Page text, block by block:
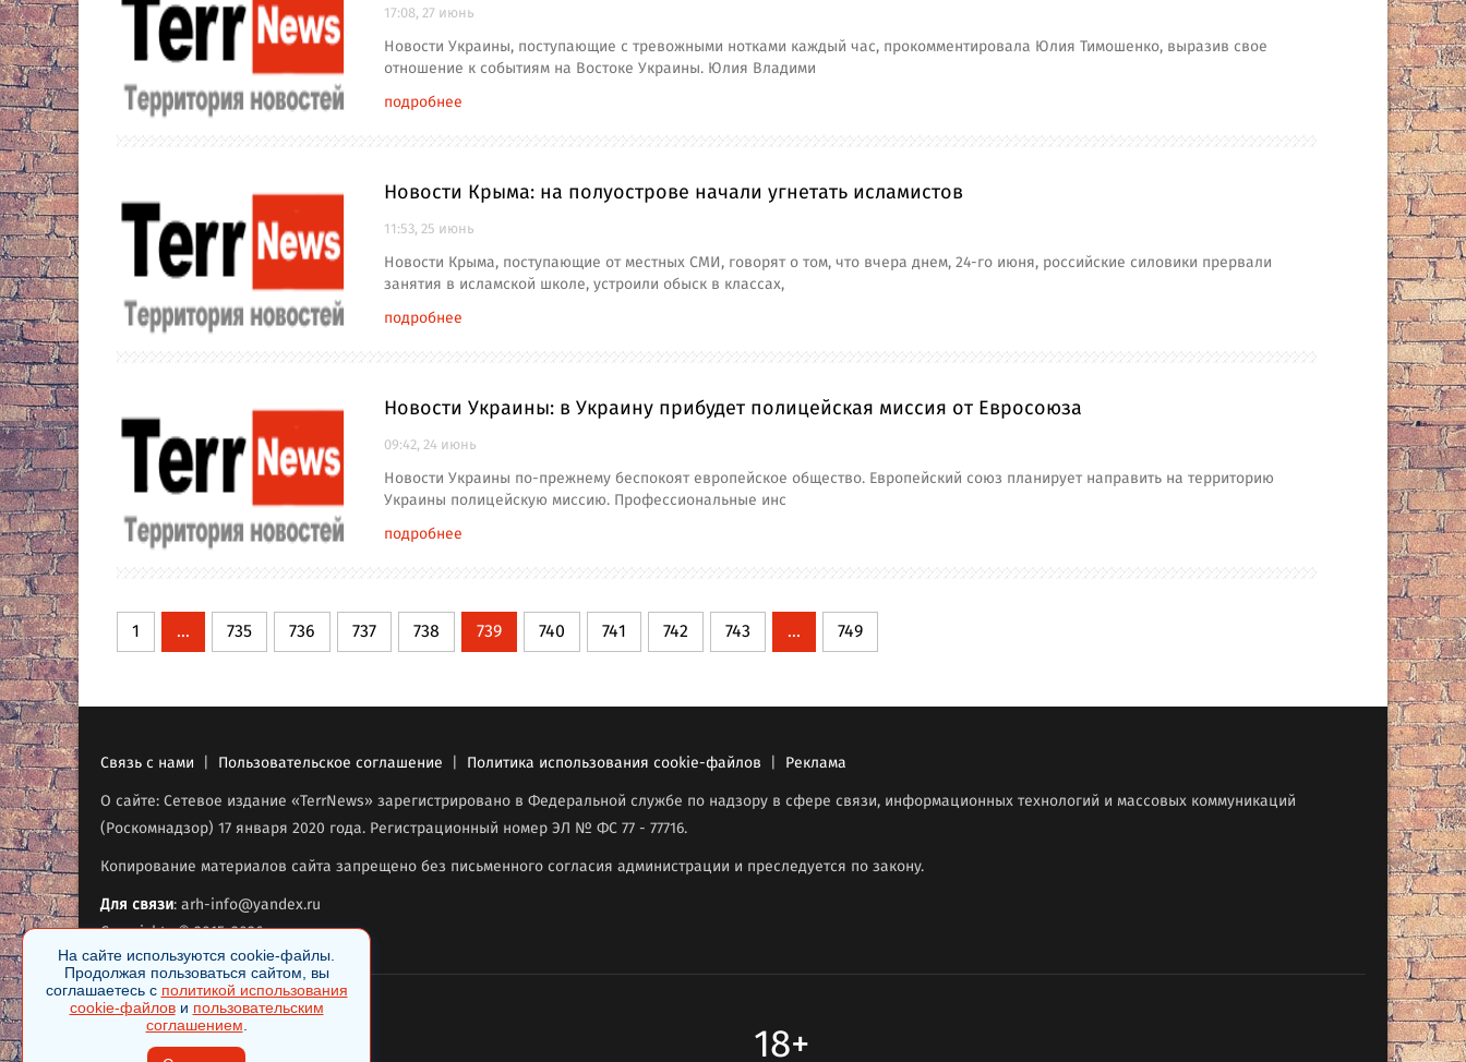
17:08, 27 июнь
Новости Украины, поступающие с тревожными нотками каждый час, прокомментировала Юлия Тимошенко, выразив свое
отношение к событиям на Востоке Украины. Юлия Владими
подробнее
Новости Крыма: на полуострове начали угнетать исламистов
11:53, 25 июнь
Новости Крыма, поступающие от местных СМИ, говорят о том, что вчера днем, 24-го июня, российские силовики прервали
занятия в исламской школе, устроили обыск в классах,
подробнее
Новости Украины: в Украину прибудет полицейская миссия от Евросоюза
09:42, 24 июнь
Новости Украины по-прежнему беспокоят европейское общество. Европейский союз планирует направить на территорию
Украины полицейскую миссию. Профессиональные инс
подробнее
1 ... 735 736 737 738 739 740 741 742 743 ... 749
Связь с нами | Пользовательское соглашение | Политика использования cookie-файлов | Реклама
О сайте: Сетевое издание «TerrNews» зарегистрировано в Федеральной службе по надзору в сфере связи, информационных технологий и массовых коммуникаций
(Роскомнадзор) 17 января 2020 года. Регистрационный номер ЭЛ № ФС 77 - 77716.
Копирование материалов сайта запрещено без письменного согласия администрации и преследуется по закону.
Для связи: arh-info@yandex.ru
Copyrights © 2015-2026.
18+
На сайте используются cookie-файлы.
Продолжая пользоваться сайтом, вы
соглашаетесь с политикой использования
cookie-файлови пользовательским
соглашением